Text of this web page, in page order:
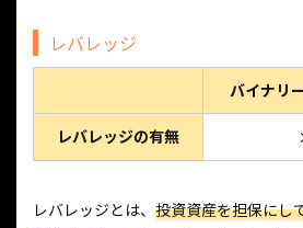
レバレッジ
バイナリ
レバレッジの有無
レバレッジとは、 投資資産を担保にし